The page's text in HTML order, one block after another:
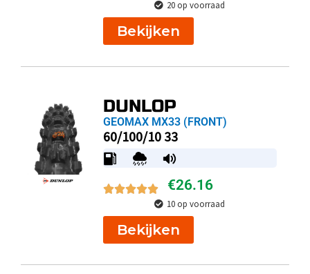
20 op voorraad
Bekijken
DUNLOP
GEOMAX MX33 (FRONT)
60/100/10 33
€26.16
10 op voorraad
Bekijken